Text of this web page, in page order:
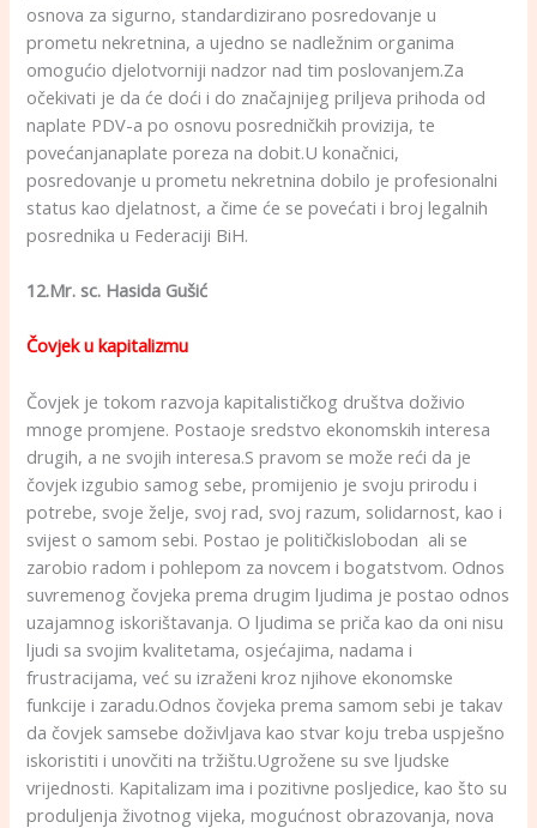
osnova za sigurno, standardizirano posredovanje u
prometu nekretnina, a ujedno se nadležnim organima
omogućio djelotvorniji nadzor nad tim poslovanjem.Za
očekivati je da će doći i do značajnijeg priljeva prihoda od
naplate PDV-a po osnovu posredničkih provizija, te
povećanjanaplate poreza na dobit.U konačnici,
posredovanje u prometu nekretnina dobilo je profesionalni
status kao djelatnost, a čime će se povećati i broj legalnih
posrednika u Federaciji BiH.
12.Mr. sc. Hasida Gušić
Čovjek u kapitalizmu
Čovjek je tokom razvoja kapitalističkog društva doživio
mnoge promjene. Postaoje sredstvo ekonomskih interesa
drugih, a ne svojih interesa.S pravom se može reći da je
čovjek izgubio samog sebe, promijenio je svoju prirodu i
potrebe, svoje želje, svoj rad, svoj razum, solidarnost, kao i
svijest o samom sebi. Postao je političkislobodan ali se
zarobio radom i pohlepom za novcem i bogatstvom. Odnos
suvremenog čovjeka prema drugim ljudima je postao odnos
uzajamnog iskorištavanja. O ljudima se priča kao da oni nisu
ljudi sa svojim kvalitetama, osjećajima, nadama i
frustracijama, već su izraženi kroz njihove ekonomske
funkcije i zaradu.Odnos čovjeka prema samom sebi je takav
da čovjek samsebe doživljava kao stvar koju treba uspješno
iskoristiti i unovčiti na tržištu.Ugrožene su sve ljudske
vrijednosti. Kapitalizam ima i pozitivne posljedice, kao što su
produljenja životnog vijeka, mogućnost obrazovanja, nova